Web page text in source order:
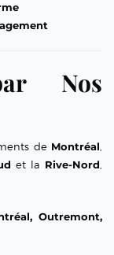
Nos
de Montréal,
et la Rive-Nord,
Outremont,